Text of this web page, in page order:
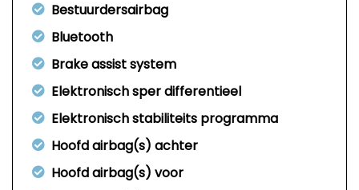
Bestuurdersairbag
Bluetooth
Brake assist system
Elektronisch sper differentieel
Elektronisch stabiliteits programma
Hoofd airbag(s) achter
Hoofd airbag(s) voor